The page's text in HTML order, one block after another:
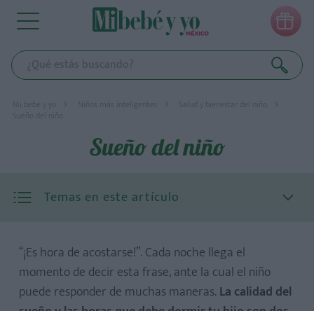

Mi bebé y yo Niños más inteligentes
Salud y bienestar del niño
Sueño del niño
Temas en este artículo
“¡Es hora de acostarse!”. Cada noche llega el
momento de decir esta frase, ante la cual el niño
puede responder de muchas maneras. La calidad del